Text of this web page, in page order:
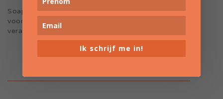
Soap by Bea-Uty biedt zachte zepen die goed zijn
voor je huid EN voor de planeet! Een ethisch en
verantwoord alternatief.
Ik schrijf me in!